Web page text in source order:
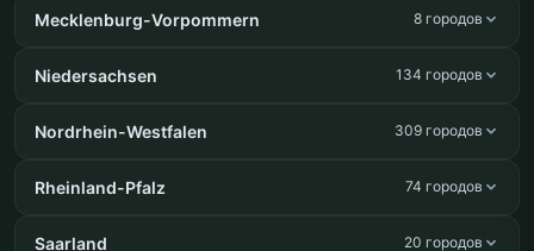
Mecklenburg-Vorpommern 8 городов
Niedersachsen 134 городов
Nordrhein-Westfalen 309 городов
Rheinland-Pfalz 74 городов
Saarland 20 городов